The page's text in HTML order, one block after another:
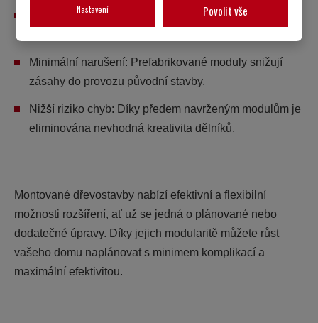
Rozšíření lze realizovat rychleji než u
Minimální narušení: Prefabrikované moduly snižují
zásahy do provozu původní stavby.
Nižší riziko chyb: Díky předem navrženým modulům je
eliminována nevhodná kreativita dělníků.
Montované dřevostavby nabízí efektivní a flexibilní
možnosti rozšíření, ať už se jedná o plánované nebo
dodatečné úpravy. Díky jejich modularitě můžete růst
vašeho domu naplánovat s minimem komplikací a
maximální efektivitou.
Nastavení Povolit vše